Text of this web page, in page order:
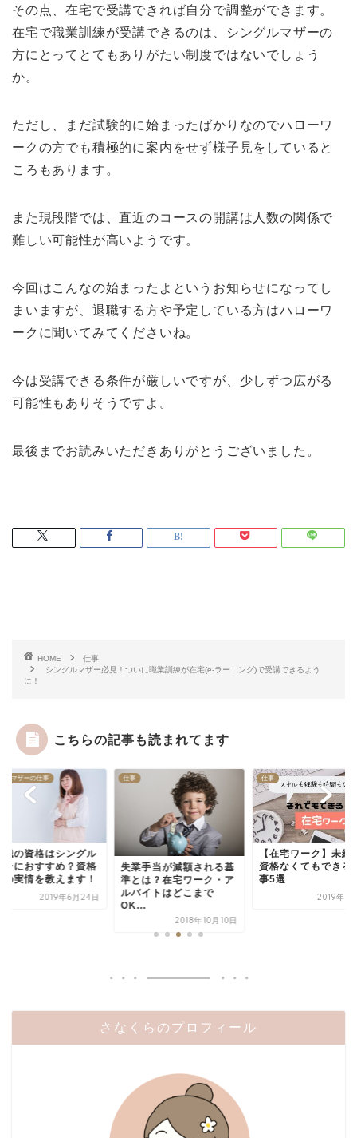
その点、在宅で受講できれば自分で調整ができます。
在宅で職業訓練が受講できるのは、シングルマザーの
方にとってとてもありがたい制度ではないでしょう
か。
ただし、まだ試験的に始まったばかりなのでハローワ
ークの方でも積極的に案内をせず様子見をしていると
ころもあります。
また現段階では、直近のコースの開講は人数の関係で
難しい可能性が高いようです。
今回はこんなの始まったよというお知らせになってし
まいますが、退職する方や予定している方はハローワ
ークに聞いてみてくださいね。
今は受講できる条件が厳しいですが、少しずつ広がる
可能性もありそうですよ。
最後までお読みいただきありがとうございました。
HOME
仕事
シングルマザー必見！ついに職業訓練が在宅(e-ラーニング)で受講できるよう
に！
こちらの記事も読まれてます
ルマザーの仕事
職の資格はシングル
ーにおすすめ？資格
の実情を教えます！
2019年6月24日
仕事
失業手当が減額される基
準とは？在宅ワーク・ア
ルバイトはどこまで
OK...
2018年10月10日
仕事
【在宅ワーク】未経
資格なくてもできる
事5選
2019年7
さなくらのプロフィール